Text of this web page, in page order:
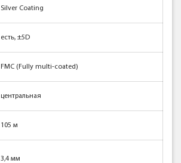
Silver Coating
есть, ±5D
FMC (Fully multi-coated)
центральная
105 м
3,4 мм